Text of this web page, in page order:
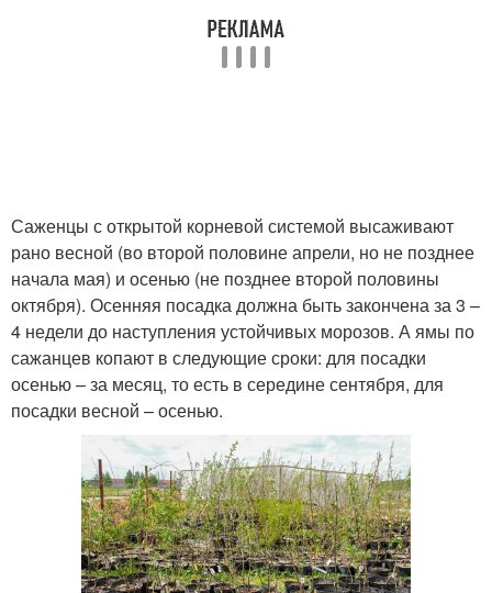
Саженцы с открытой корневой системой высаживают
рано весной (во второй половине апрели, но не позднее
начала мая) и осенью (не позднее второй половины
октября). Осенняя посадка должна быть закончена за 3 –
4 недели до наступления устойчивых морозов. А ямы по
сажанцев копают в следующие сроки: для посадки
осенью – за месяц, то есть в середине сентября, для
посадки весной – осенью.